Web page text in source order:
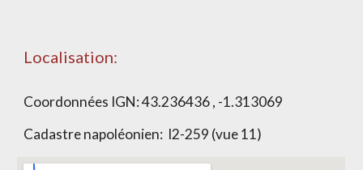
Localisation:
Coordonnées IGN:43.236436 , -1.313069
Cadastre napoléonien: I2-259 (vue 11)